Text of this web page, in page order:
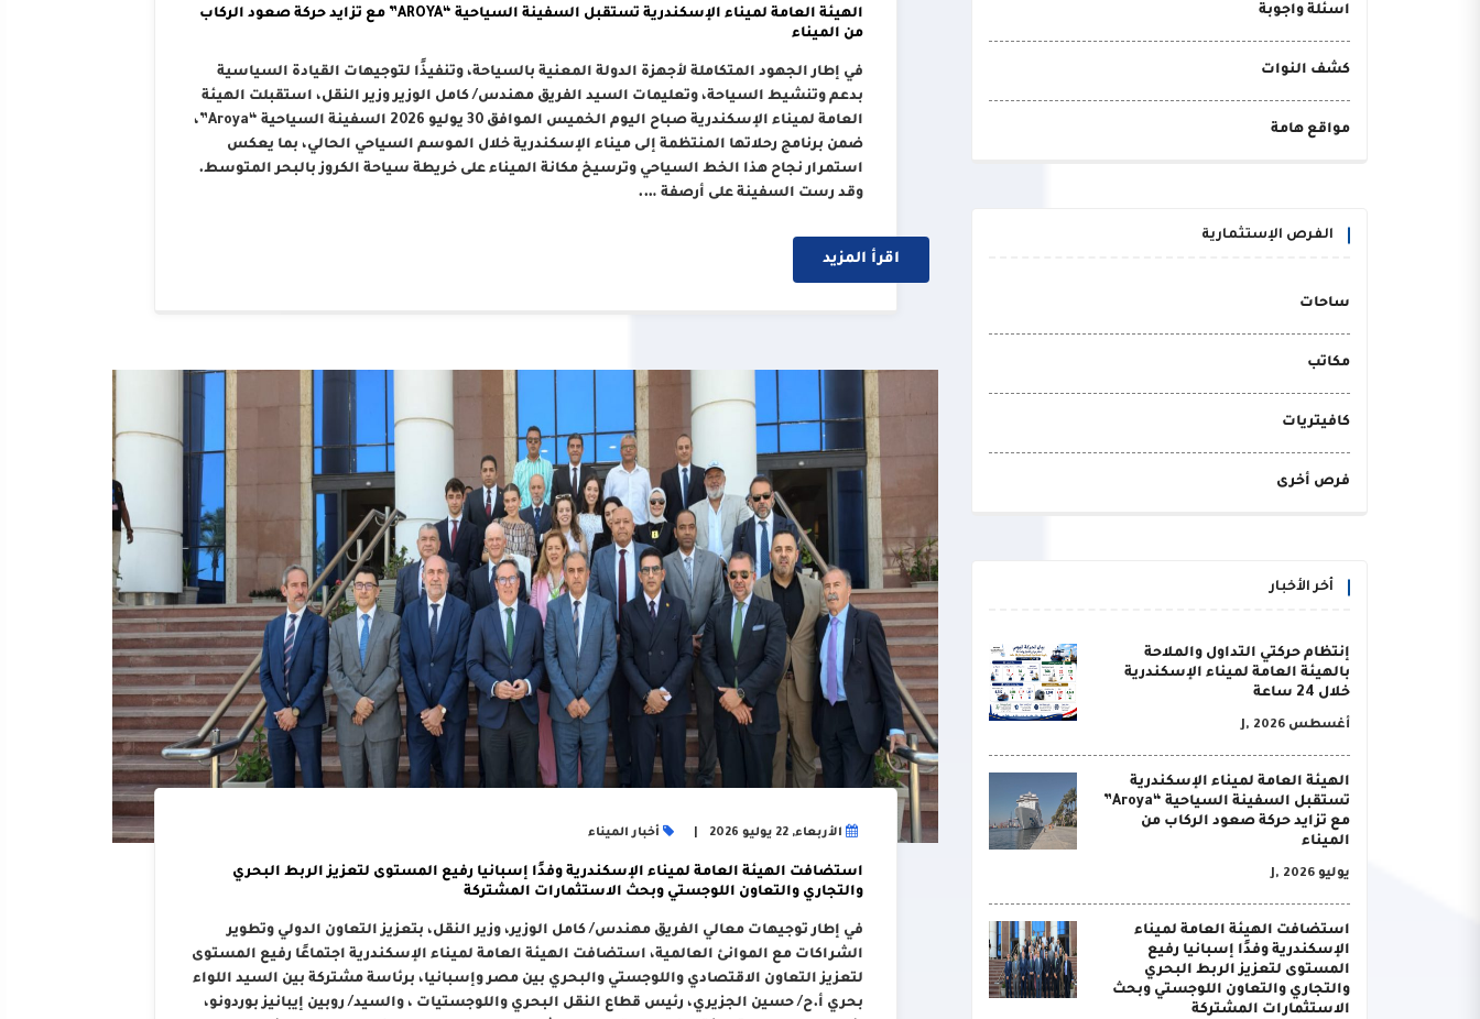
اسئلة واجوبة
كشف النوات
مواقع هامة
الفرص الإستثمارية
ساحات
مكاتب
كافيتريات
فرص أخرى
أخر الأخبار
إنتظام حركتي التداول والملاحة
بالهيئة العامة لميناء الإسكندرية
خلال 24 ساعة
أغسطس J, 2026
الهيئة العامة لميناء الإسكندرية
تستقبل السفينة السياحية “Aroya”
مع تزايد حركة صعود الركاب من
الميناء
يوليو J, 2026
استضافت الهيئة العامة لميناء
الإسكندرية وفدًا إسبانيا رفيع
المستوى لتعزيز الربط البحري
والتجاري والتعاون اللوجستي وبحث
الاستثمارات المشتركة
الهيئة العامة لميناء الإسكندرية تستقبل السفينة السياحية “AROYA” مع تزايد حركة صعود الركاب
من الميناء
في إطار الجهود المتكاملة لأجهزة الدولة المعنية بالسياحة، وتنفيذًا لتوجيهات القيادة السياسية
بدعم وتنشيط السياحة، وتعليمات السيد الفريق مهندس/ كامل الوزير وزير النقل، استقبلت الهيئة
العامة لميناء الإسكندرية صباح اليوم الخميس الموافق 30 يوليو 2026 السفينة السياحية “Aroya”،
ضمن برنامج رحلاتها المنتظمة إلى ميناء الإسكندرية خلال الموسم السياحي الحالي، بما يعكس
استمرار نجاح هذا الخط السياحي وترسيخ مكانة الميناء على خريطة سياحة الكروز بالبحر المتوسط.
وقد رست السفينة على أرصفة ….
اقرأ المزيد
الأربعاء, 22 يوليو 2026 أخبار الميناء
استضافت الهيئة العامة لميناء الإسكندرية وفدًا إسبانيا رفيع المستوى لتعزيز الربط البحري
والتجاري والتعاون اللوجستي وبحث الاستثمارات المشتركة
في إطار توجيهات معالي الفريق مهندس/ كامل الوزير، وزير النقل، بتعزيز التعاون الدولي وتطوير
الشراكات مع الموانئ العالمية، استضافت الهيئة العامة لميناء الإسكندرية اجتماعًا رفيع المستوى
لتعزيز التعاون الاقتصادي واللوجستي والبحري بين مصر وإسبانيا، برئاسة مشتركة بين السيد اللواء
بحري أ.ح/ حسين الجزيري، رئيس قطاع النقل البحري واللوجستيات ، والسيد/ روبين إيبانيز بوردونو،